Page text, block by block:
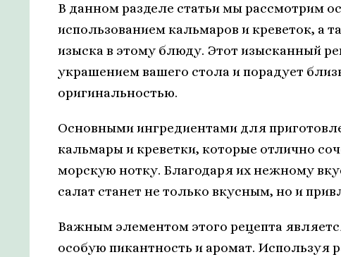
В данном разделе статьи мы рассмотрим
использованием кальмаров и креветок, а
изыска в этому блюду. Этот изысканный
украшением вашего стола и порадует
оригинальностью.
Основными ингредиентами для
кальмары и креветки, которые отлично
морскую нотку. Благодаря их нежному
салат станет не только вкусным, но и
Важным элементом этого рецепта
особую пикантность и аромат. Используя